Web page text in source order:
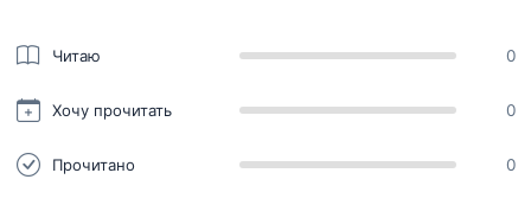
Читаю 0
Хочу прочитать 0
Прочитано 0